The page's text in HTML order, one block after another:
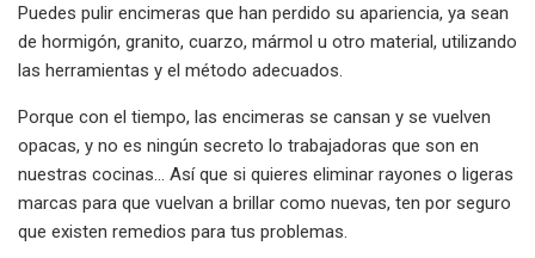
Puedes pulir encimeras que han perdido su apariencia, ya sean
de hormigón, granito, cuarzo, mármol u otro material, utilizando
las herramientas y el método adecuados.
Porque con el tiempo, las encimeras se cansan y se vuelven
opacas, y no es ningún secreto lo trabajadoras que son en
nuestras cocinas... Así que si quieres eliminar rayones o ligeras
marcas para que vuelvan a brillar como nuevas, ten por seguro
que existen remedios para tus problemas.